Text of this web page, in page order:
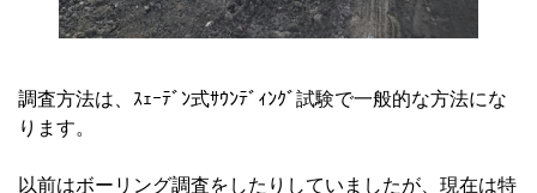
調査方法は、ｽｪｰﾃﾞﾝ式ｻｳﾝﾃﾞｨﾝｸﾞ試験で一般的な方法にな
ります。
以前はボーリング調査をしたりしていましたが、現在は特